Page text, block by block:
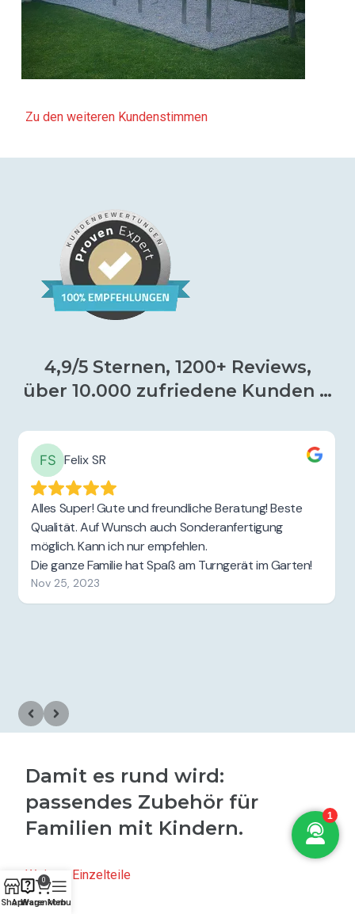
Zu den weiteren Kundenstimmen
4,9/5 Sternen, 1200+ Reviews,
über 10.000 zufriedene Kunden …
Damit es rund wird:
passendes Zubehör für
Familien mit Kindern.
Weitere Einzelteile
ShopAnfrage
0
Warenkorb
Menu